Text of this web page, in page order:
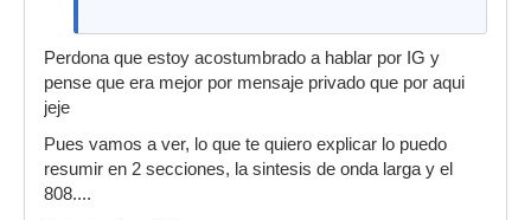
Perdona que estoy acostumbrado a hablar por IG y
pense que era mejor por mensaje privado que por aqui
jeje
Pues vamos a ver, lo que te quiero explicar lo puedo
resumir en 2 secciones, la sintesis de onda larga y el
808....